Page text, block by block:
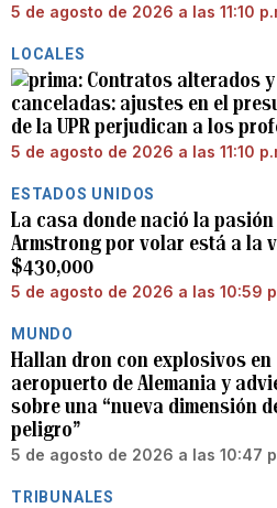
5 de agosto de 2026 a las 11:10
LOCALES
Contratos alterados
canceladas: ajustes en el
de la UPR perjudican a los
5 de agosto de 2026 a las 11:10
ESTADOS UNIDOS
La casa donde nació la pasión
Armstrong por volar está a la
$430,000
5 de agosto de 2026 a las 10:59
MUNDO
Hallan dron con explosivos en
aeropuerto de Alemania y
sobre una “nueva dimensión
peligro”
5 de agosto de 2026 a las 10:47
TRIBUNALES